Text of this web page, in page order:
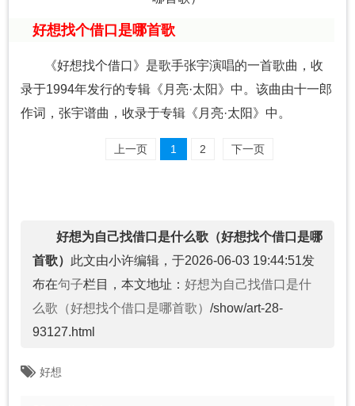
好想找个借口是哪首歌
《好想找个借口》是歌手张宇演唱的一首歌曲，收
录于1994年发行的专辑《月亮·太阳》中。该曲由十一郎
作词，张宇谱曲，收录于专辑《月亮·太阳》中。
上一页 1 2 下一页
好想为自己找借口是什么歌（好想找个借口是哪
首歌） 此文由小许编辑，于2026-06-03 19:44:51发
布在句子栏目，本文地址： 好想为自己找借口是什
么歌（好想找个借口是哪首歌） /show/art-28-
93127.html
好想